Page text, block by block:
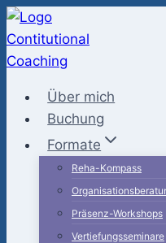
Zum
Inhalt
springen
Über mich
Buchung
Formate
Reha-Kompass
Präsenz-Workshops
Vertiefungsseminare